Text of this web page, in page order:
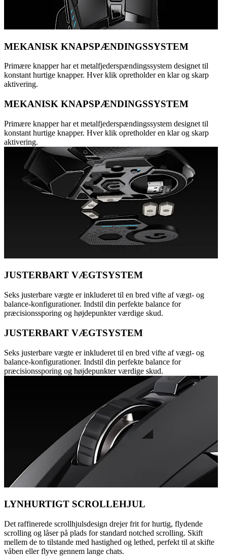
MEKANISK KNAPSPÆNDINGSSYSTEM
Primære knapper har et metalfjederspændingssystem designet til
konstant hurtige knapper. Hver klik opretholder en klar og skarp
aktivering.
MEKANISK KNAPSPÆNDINGSSYSTEM
Primære knapper har et metalfjederspændingssystem designet til
konstant hurtige knapper. Hver klik opretholder en klar og skarp
aktivering.
JUSTERBART VÆGTSYSTEM
Seks justerbare vægte er inkluderet til en bred vifte af vægt- og
balance-konfigurationer. Indstil din perfekte balance for
præcisionssporing og højdepunkter værdige skud.
JUSTERBART VÆGTSYSTEM
Seks justerbare vægte er inkluderet til en bred vifte af vægt- og
balance-konfigurationer. Indstil din perfekte balance for
præcisionssporing og højdepunkter værdige skud.
LYNHURTIGT SCROLLEHJUL
Det raffinerede scrollhjulsdesign drejer frit for hurtig, flydende
scrolling og låser på plads for standard notched scrolling. Skift
mellem de to tilstande med hastighed og lethed, perfekt til at skifte
våben eller flyve gennem lange chats.